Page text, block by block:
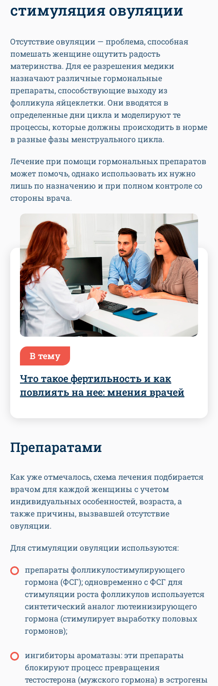
стимуляция овуляции
Отсутствие овуляции — проблема, способная
помешать женщине ощутить радость
материнства. Для ее разрешения медики
назначают различные гормональные
препараты, способствующие выходу из
фолликула яйцеклетки. Они вводятся в
определенные дни цикла и моделируют те
процессы, которые должны происходить в норме
в разные фазы менструального цикла.
Лечение при помощи гормональных препаратов
может помочь, однако использовать их нужно
лишь по назначению и при полном контроле со
стороны врача.
В тему
Что такое фертильность и как
повлиять на нее: мнения врачей
Препаратами
Как уже отмечалось, схема лечения подбирается
врачом для каждой женщины с учетом
индивидуальных особенностей, возраста, а
также причины, вызвавшей отсутствие
овуляции.
Для стимуляции овуляции используются:
препараты фолликулостимулирующего
гормона (ФСГ); одновременно с ФСГ для
стимуляции роста фолликулов используется
синтетический аналог лютеинизирующего
гормона (стимулирует выработку половых
гормонов);
ингибиторы ароматазы: эти препараты
блокируют процесс превращения
тестостерона (мужского гормона) в эстрогены